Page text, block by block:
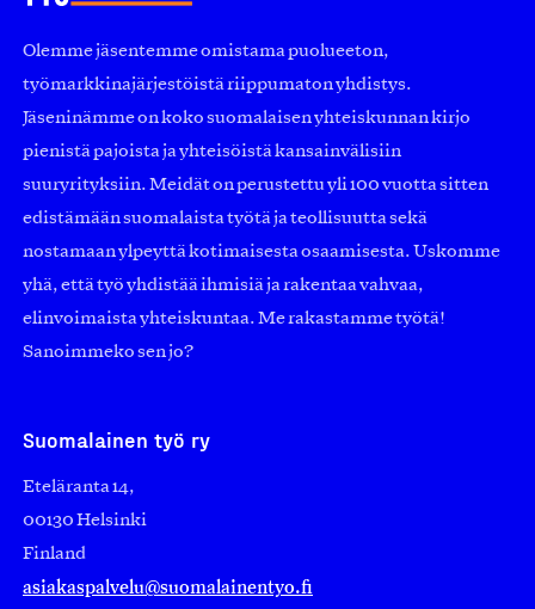
Olemme jäsentemme omistama puolueeton,
työmarkkinajärjestöistä riippumaton yhdistys.
Jäseninämme on koko suomalaisen yhteiskunnan kirjo
pienistä pajoista ja yhteisöistä kansainvälisiin
suuryrityksiin. Meidät on perustettu yli 100 vuotta sitten
edistämään suomalaista työtä ja teollisuutta sekä
nostamaan ylpeyttä kotimaisesta osaamisesta. Uskomme
yhä, että työ yhdistää ihmisiä ja rakentaa vahvaa,
elinvoimaista yhteiskuntaa. Me rakastamme työtä!
Sanoimmeko sen jo?
Suomalainen työ ry
Eteläranta 14,
00130 Helsinki
Finland
asiakaspalvelu@suomalainentyo.fi